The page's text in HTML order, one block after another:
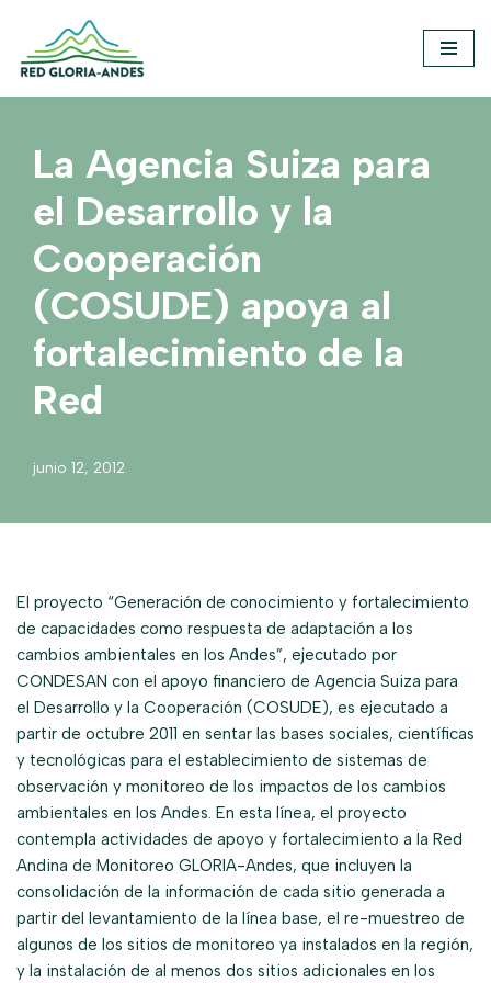
Saltar
La Agencia Suiza para
el Desarrollo y la
Cooperación
(COSUDE) apoya al
fortalecimiento de la
Red
junio 12, 2012
El proyecto “Generación de conocimiento y fortalecimiento
de capacidades como respuesta de adaptación a los
cambios ambientales en los Andes”, ejecutado por
CONDESAN con el apoyo financiero de Agencia Suiza para
el Desarrollo y la Cooperación (COSUDE), es ejecutado a
partir de octubre 2011 en sentar las bases sociales, científicas
y tecnológicas para el establecimiento de sistemas de
observación y monitoreo de los impactos de los cambios
ambientales en los Andes. En esta línea, el proyecto
contempla actividades de apoyo y fortalecimiento a la Red
Andina de Monitoreo GLORIA-Andes, que incluyen la
consolidación de la información de cada sitio generada a
partir del levantamiento de la línea base, el re-muestreo de
algunos de los sitios de monitoreo ya instalados en la región,
y la instalación de al menos dos sitios adicionales en los